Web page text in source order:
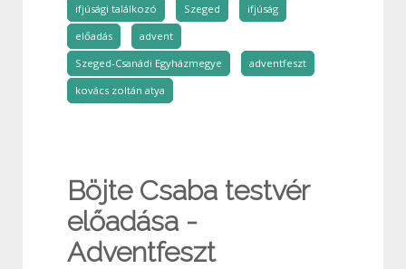
ifjúsági találkozó Szeged
ifjúság
előadás
advent
Szeged-Csanádi Egyházmegye
adventfeszt
kovács zoltán atya
Böjte Csaba testvér
előadása -
Adventfeszt